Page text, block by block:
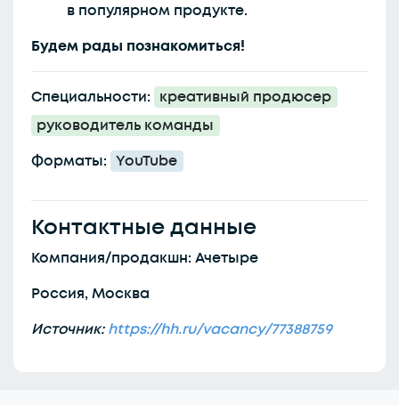
в популярном продукте.
Будем рады познакомиться!
Специальности: креативный продюсер
руководитель команды
Форматы: YouTube
Контактные данные
Компания/продакшн: Ачетыре
Россия, Москва
Источник:https://hh.ru/vacancy/77388759